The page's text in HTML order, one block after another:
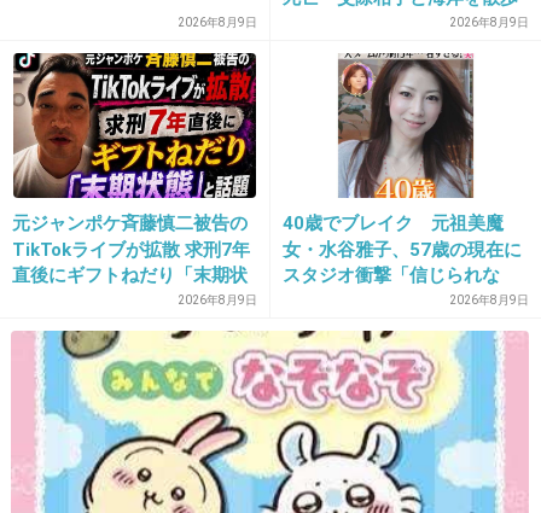
マツコの知らない世界
+491
ヨルタモリ
19. 匿名 2015/05/10(日) 23:28:02
サラメシ
2026年8月9日
中 当時は波浪注意報 千葉・
いすみ市
2026年8月9日
元ジャンポケ斉藤慎二被告の
TikTokライブが拡散 求刑7年
直後にギフトねだり「末期状
2026年8月9日
40歳でブレイク 元祖美魔
女・水谷雅子、57歳の現在に
スタジオ衝撃「信じられな
い」「やっぱすごいね」2026年8月9日